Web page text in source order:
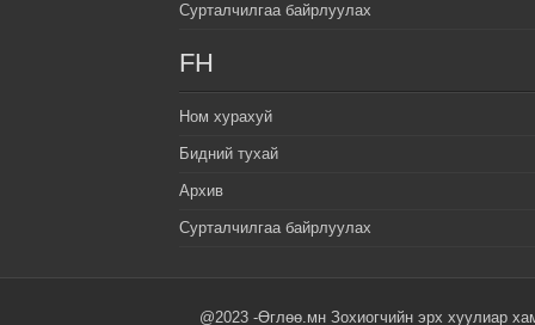
Сурталчилгаа байрлуулах
FH
Ном хурахуй
Бидний тухай
Архив
Сурталчилгаа байрлуулах
@2023 -Өглөө.мн Зохиогчийн эрх хуулиар